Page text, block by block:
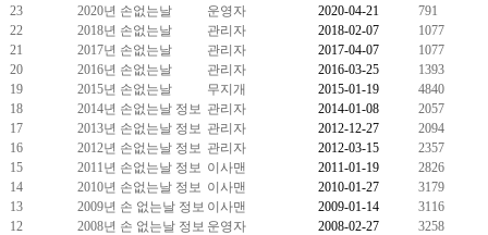
23
2020년 손없는날 운영자 2020-04-21
791
22
2018년 손없는날 관리자 2018-02-07
1077
21
2017년 손없는날 관리자 2017-04-07
1077
20
2016년 손없는날 관리자 2016-03-25
1393
19
2015년 손없는날 무지개 2015-01-19
4840
18
2014년 손없는날 정보 관리자 2014-01-08
2057
17
2013년 손없는날 정보 관리자 2012-12-27
2094
16
2012년 손없는날 정보 관리자 2012-03-15
2357
15
2011년 손없는날 정보 이사맨 2011-01-19
2826
14
2010년 손없는날 정보 이사맨 2010-01-27
3179
13
2009년 손 없는날 정보 이사맨 2009-01-14
3116
12
2008년 손 없는날 정보 운영자 2008-02-27
3258